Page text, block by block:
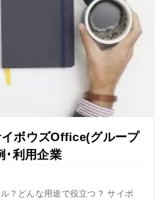
ボウズOffice(グループ
･利用企業
？どんな用途で役立つ？ サイボ